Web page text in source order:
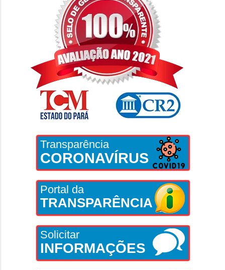
Transparência
CORONAVÍRUS
Portal da
TRANSPARÊNCIA
Solicitar
INFORMAÇÕES